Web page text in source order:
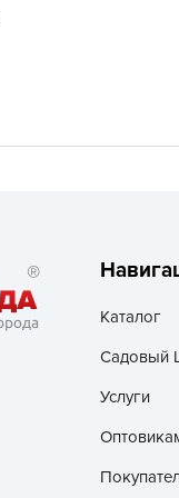
Каталог
Садовый
Услуги